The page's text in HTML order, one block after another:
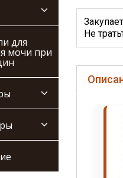
для
мочи при
Не